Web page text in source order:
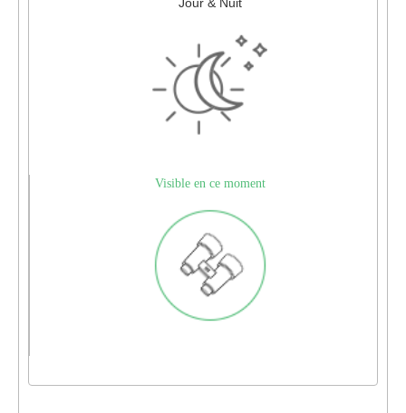
Visible en ce moment